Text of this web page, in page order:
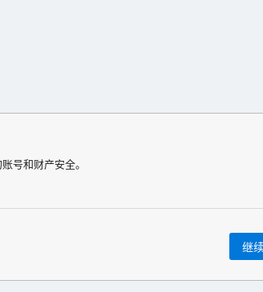
号和财产安全。
继